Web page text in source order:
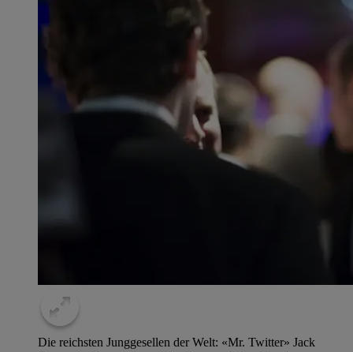
Die reichsten Junggesellen der Welt: «Mr. Twitter» Jack